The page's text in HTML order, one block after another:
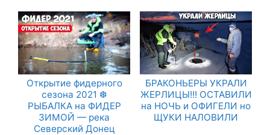
Открытие фидерного
сезона 2021 ❆
РЫБАЛКА на ФИДЕР
ЗИМОЙ — река
Северский Донец
БРАКОНЬЕРЫ УКРАЛИ
ЖЕРЛИЦЫ!!! ОСТАВИЛИ
на НОЧЬ и ОФИГЕЛИ но
ЩУКИ НАЛОВИЛИ